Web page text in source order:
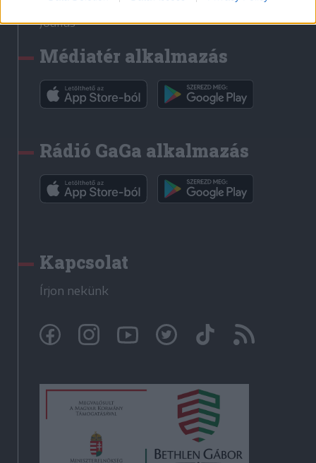
Rádió GaGa
Jóállás
Médiatér alkalmazás
Rádió GaGa alkalmazás
Kapcsolat
Írjon nekünk